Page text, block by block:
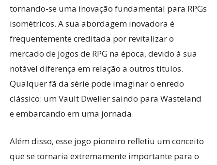
tornando-se uma inovação fundamental para RPGs
isométricos. A sua abordagem inovadora é
frequentemente creditada por revitalizar o
mercado de jogos de RPG na época, devido à sua
notável diferença em relação a outros títulos.
Qualquer fã da série pode imaginar o enredo
clássico: um Vault Dweller saindo para Wasteland
e embarcando em uma jornada.
Além disso, esse jogo pioneiro refletiu um conceito
que se tornaria extremamente importante para o